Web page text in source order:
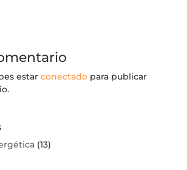
estar conectadopara publicar
(13)